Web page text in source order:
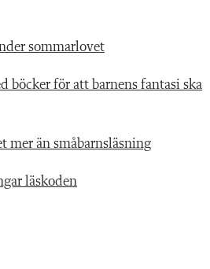
sommarlovet
för att barnens fantasi ska
mer än småbarnsläsning
läskoden